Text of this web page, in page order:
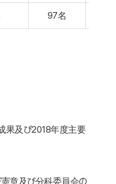
97名
果及び2018年度主要
章及び分科委員会の